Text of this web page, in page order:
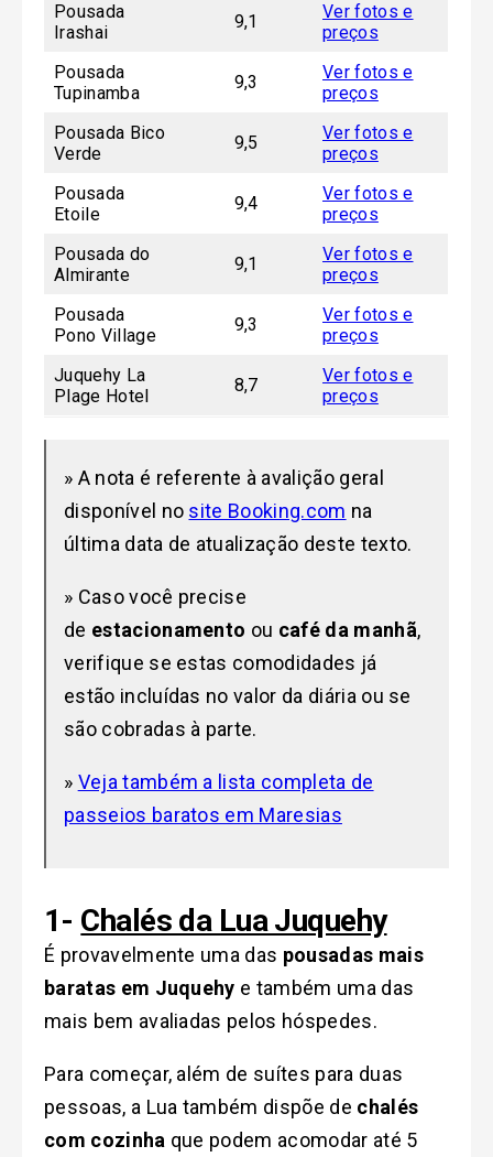
Pousada
Irashai
9,1
Ver fotos e
preços
Pousada
Tupinamba
9,3
Ver fotos e
preços
Pousada Bico
Verde
9,5
Ver fotos e
preços
Pousada
Etoile
9,4
Ver fotos e
preços
Pousada do
Almirante
9,1
Ver fotos e
preços
Pousada
Pono Village
9,3
Ver fotos e
preços
Juquehy La
Plage Hotel
8,7
Ver fotos e
preços
» A nota é referente à avalição geral
disponível no site Booking.com na
última data de atualização deste texto.
» Caso você precise
de estacionamento ou café da manhã,
verifique se estas comodidades já
estão incluídas no valor da diária ou se
são cobradas à parte.
» Veja também a lista completa de
passeios baratos em Maresias
1- Chalés da Lua Juquehy
É provavelmente uma das pousadas mais
baratas em Juquehy e também uma das
mais bem avaliadas pelos hóspedes.
Para começar, além de suítes para duas
pessoas, a Lua também dispõe de chalés
com cozinha que podem acomodar até 5